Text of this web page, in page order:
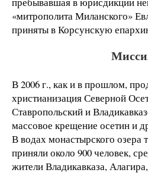
«митрополита Миланского»
приняты в Корсунскую
В2006 г., как и в прошлом,
христианизация Северной
Ставропольский и
массовое крещение осетин и
В водах монастырского озера
приняли около 900 человек,
жители Владикавказа,